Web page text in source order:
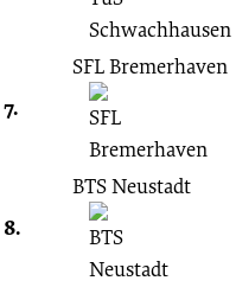
7.
SFL Bremerhaven
8.
BTS Neustadt